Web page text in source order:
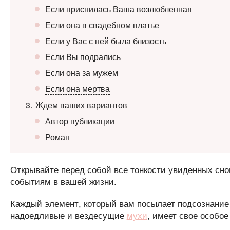
Если приснилась Ваша возлюбленная
Если она в свадебном платье
Если у Вас с ней была близость
Если Вы подрались
Если она за мужем
Если она мертва
3 Ждем ваших вариантов
Автор публикации
Роман
Открывайте перед собой все тонкости увиденных
событиям в вашей жизни.
Каждый элемент, который вам посылает
надоедливые и вездесущие мухи, имеет свое